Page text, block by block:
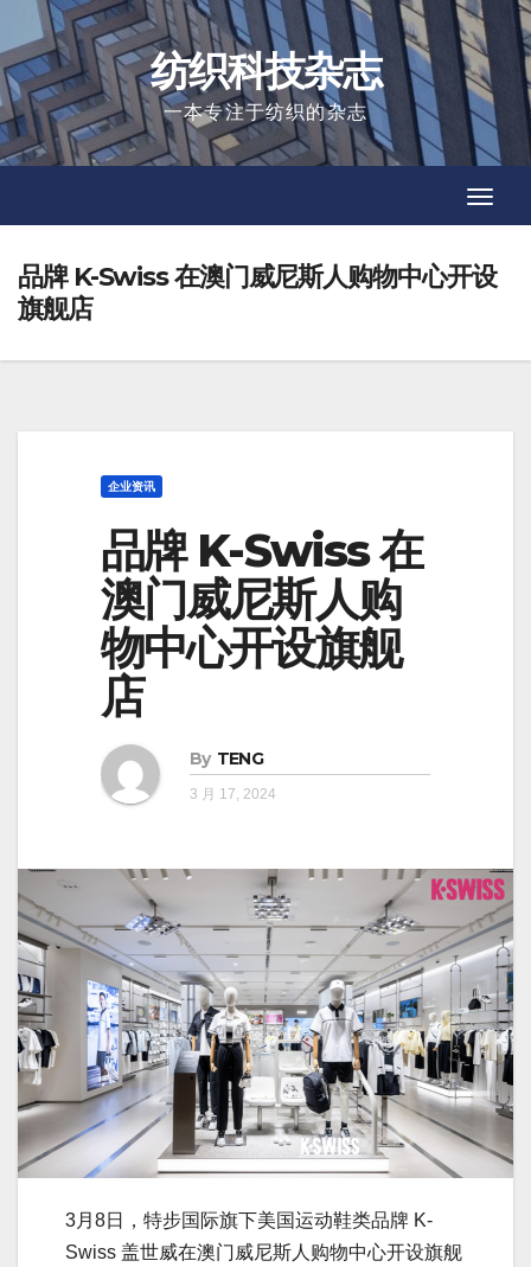
to
content
纺织科技杂志
一本专注于纺织的杂志
品牌 K-Swiss 在澳门威尼斯人购物中心开设
旗舰店
企业资讯
品牌 K-Swiss 在
澳门威尼斯人购
物中心开设旗舰
店
By TENG
3 月 17, 2024
3月8日，特步国际旗下美国运动鞋类品牌 K-
Swiss 盖世威在澳门威尼斯人购物中心开设旗舰